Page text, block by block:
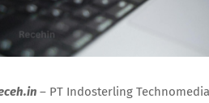
– PT Indosterling